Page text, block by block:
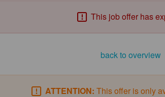
This job offer has
back to overview
ATTENTION: This offer is only